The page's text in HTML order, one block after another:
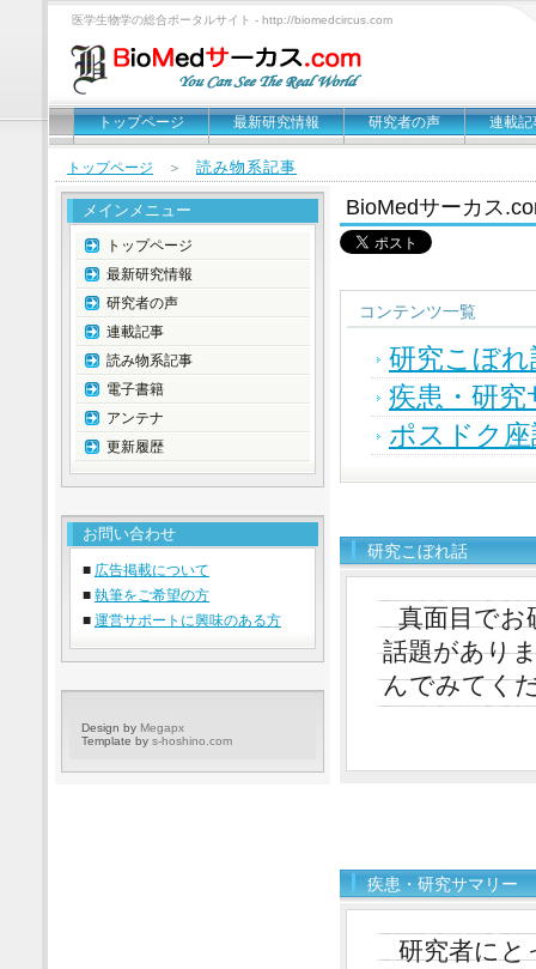
医学生物学の総合ポータルサイト - http://biomedcircus.com
トップページ 最新研究情報 研究者の声 連載記
トップページ ＞ 読み物系記事
BioMedサーカス
コンテンツ一覧
研究こぼれ
疾患・研
ポスドク
研究こぼれ話
真面目でお
話題があり
んでみてく
疾患・研究サマリー
研究者にと
メインメニュー
トップページ
最新研究情報
研究者の声
連載記事
読み物系記事
電子書籍
アンテナ
更新履歴
お問い合わせ
■ 広告掲載について
■ 執筆をご希望の方
■ 運営サポートに興味のある方
Design by Megapx
Template by s-hoshino.com